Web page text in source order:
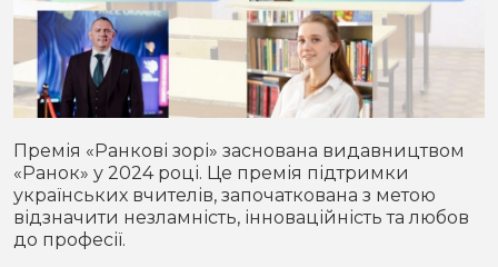
Здоров'я
Приватна думка
В кулуарах
Місто
Життя
Премія «Ранкові зорі» заснована видавництвом
«Ранок» у 2024 році. Це премія підтримки
українських вчителів, започаткована з метою
відзначити незламність, інноваційність та любов
до професії.